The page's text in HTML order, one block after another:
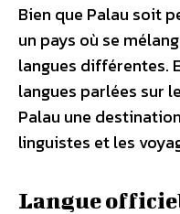
Bien que Palau soit
un pays où se
langues différentes.
langues parlées sur
Palau une
linguistes et les
Langue